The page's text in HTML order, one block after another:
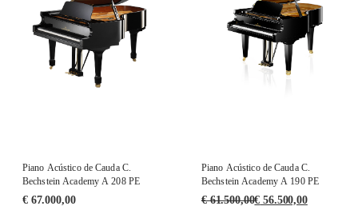
Piano Acústico de Cauda C.
Bechstein Academy A 208 PE
€67.000,00
Piano Acústico de Cauda C.
Bechstein Academy A 190 PE
€61.500,00€ 56.500,00